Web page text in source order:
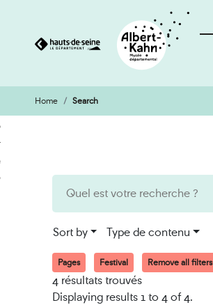
Go
to
content
Go
to
search
engine
Home Search
Sort by Type de contenu
Pages Festival Remove all filters
4 résultats trouvés
Displaying results 1 to 4 of 4.
Cookies management panel